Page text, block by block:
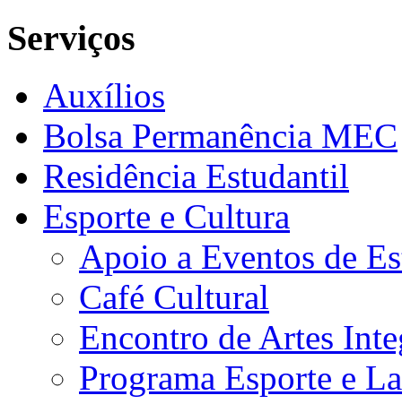
Serviços
Auxílios
Bolsa Permanência MEC
Residência Estudantil
Esporte e Cultura
Apoio a Eventos de
Café Cultural
Encontro de Artes
Programa Esporte e